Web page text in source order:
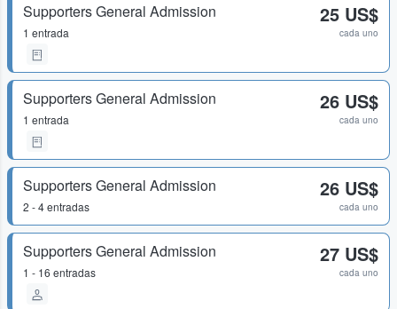
Supporters General Admission
1 entrada
25 US$
cada uno
Supporters General Admission
1 entrada
26 US$
cada uno
Supporters General Admission
2 - 4 entradas
26 US$
cada uno
Supporters General Admission
1 - 16 entradas
27 US$
cada uno